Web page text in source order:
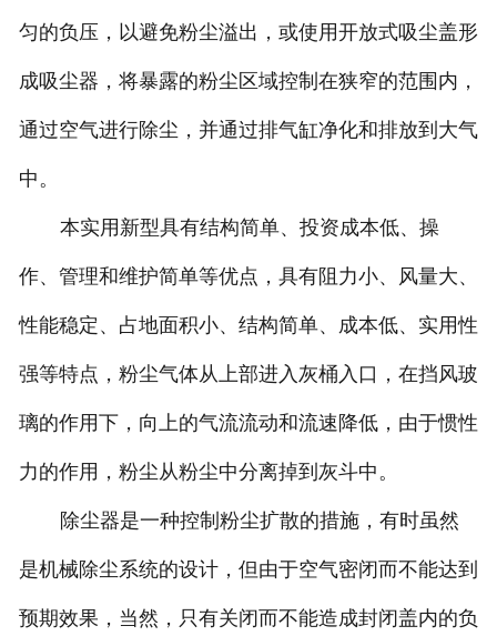
匀的负压，以避免粉尘溢出，或使用开放式吸尘盖形
成吸尘器，将暴露的粉尘区域控制在狭窄的范围内，
通过空气进行除尘，并通过排气缸净化和排放到大气
中。
本实用新型具有结构简单、投资成本低、操
作、管理和维护简单等优点，具有阻力小、风量大、
性能稳定、占地面积小、结构简单、成本低、实用性
强等特点，粉尘气体从上部进入灰桶入口，在挡风玻
璃的作用下，向上的气流流动和流速降低，由于惯性
力的作用，粉尘从粉尘中分离掉到灰斗中。
除尘器是一种控制粉尘扩散的措施，有时虽然
是机械除尘系统的设计，但由于空气密闭而不能达到
预期效果，当然，只有关闭而不能造成封闭盖内的负